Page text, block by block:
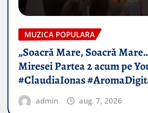
MUZICA POPULARA
„Soacră Mare, Soacră
Miresei Partea 2 acum pe
#ClaudiaIonas
admin aug. 7, 2026